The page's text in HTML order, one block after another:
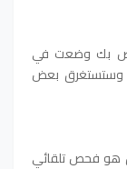
بك وضعت في
وستستغرق بعض
هو فحص تلقائي